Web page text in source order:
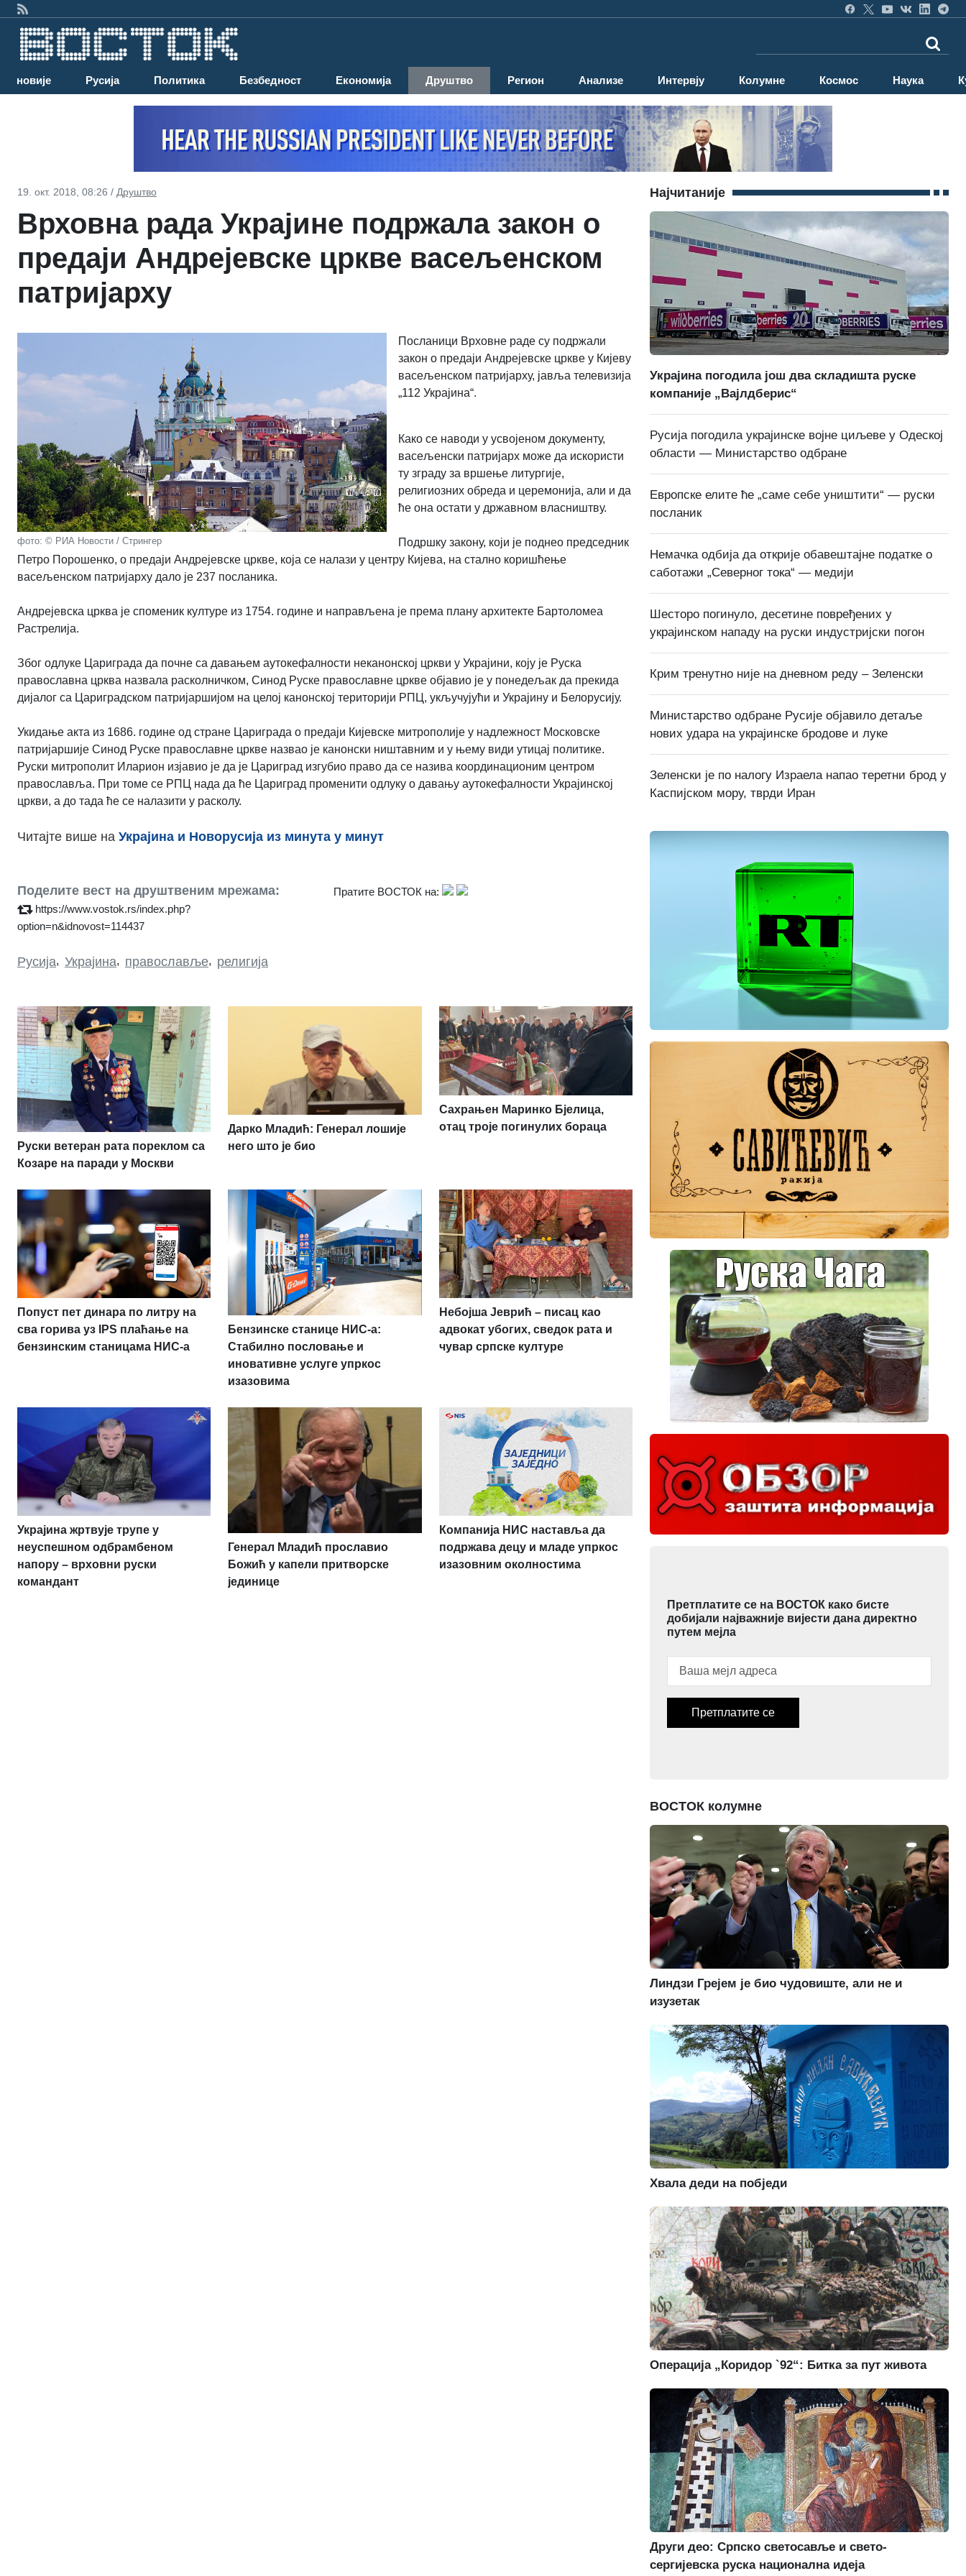
Најновије Русија Политика Безбедност Економија Друштво Регион Анализе Интервју Колумне Космос Наука
19. окт. 2018, 08:26 / Друштво
Врховна рада Украјине подржала закон о
предаји Андрејевске цркве васељенском
патријарху
фото: © РИА Новости / Стрингер
Посланици Врховне раде су подржали
закон о предаји Андрејевске цркве у Кијеву
васељенском патријарху, јавља телевизија
„112 Украјина“.
Како се наводи у усвојеном документу,
васељенски патријарх може да искористи
ту зграду за вршење литургије,
религиозних обреда и церемонија, али и да
ће она остати у државном власништву.
Подршку закону, који је поднео председник
Петро Порошенко, о предаји Андрејевске цркве, која се налази у центру Кијева, на стално коришћење
васељенском патријарху дало је 237 посланика.
Андрејевска црква је споменик културе из 1754. године и направљена је према плану архитекте Бартоломеа
Растрелија.
Због одлуке Цариграда да почне са давањем аутокефалности неканонској цркви у Украјини, коју је Руска
православна црква назвала расколничком, Синод Руске православне цркве објавио је у понедељак да прекида
дијалог са Цариградском патријаршијом на целој канонској територији РПЦ, укључујући и Украјину и Белорусију.
Укидање акта из 1686. године од стране Цариграда о предаји Кијевске митрополије у надлежност Московске
патријаршије Синод Руске православне цркве назвао је канонски ништавним и у њему види утицај политике.
Руски митрополит Иларион изјавио је да је Цариград изгубио право да се назива координационим центром
православља. При томе се РПЦ нада да ће Цариград променити одлуку о давању аутокефалности Украјинској
цркви, а до тада ће се налазити у расколу.
Читајте више на Украјина и Новорусија из минута у минут
Поделите вест на друштвеним мрежама:
https://www.vostok.rs/index.php?
option=n&idnovost=114437
Пратите ВОСТОК на:
Русија, Украјина, православље, религија
Руски ветеран рата пореклом са
Козаре на паради у Москви
Дарко Младић: Генерал лошије
него што је био
Сахрањен Маринко Бјелица,
отац троје погинулих бораца
Попуст пет динара по литру на
сва горива уз IPS плаћање на
бензинским станицама НИС-а
Бензинске станице НИС-а:
Стабилно пословање и
иновативне услуге упркос
изазовима
Небојша Јеврић – писац као
адвокат убогих, сведок рата и
чувар српске културе
Украјина жртвује трупе у
неуспешном одбрамбеном
напору – врховни руски
командант
Генерал Младић прославио
Божић у капели притворске
јединице
Компанија НИС наставља да
подржава децу и младе упркос
изазовним околностима
Најчитаније
Украјина погодила још два складишта руске
компаније „Вајлдберис“
Русија погодила украјинске војне циљеве у Одеској
области — Министарство одбране
Европске елите ће „саме себе уништити“ — руски
посланик
Немачка одбија да открије обавештајне податке о
саботажи „Северног тока“ — медији
Шесторо погинуло, десетине повређених у
украјинском нападу на руски индустријски погон
Крим тренутно није на дневном реду – Зеленски
Министарство одбране Русије објавило детаље
нових удара на украјинске бродове и луке
Зеленски је по налогу Израела напао теретни брод у
Каспијском мору, тврди Иран
Претплатите се на ВОСТОК како бисте
добијали најважније вијести дана директно
путем мејла
Претплатите се
ВОСТОК колумне
Линдзи Грејем је био чудовиште, али не и
изузетак
Хвала деди на побједи
Операција „Коридор `92“: Битка за пут живота
Други део: Српско светосавље и свето-
сергијевска руска национална идеја